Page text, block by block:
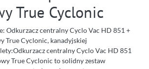
True Cyclonic
Odkurzacz centralny Cyclo Vac HD 851 +
True Cyclonic, kanadyjskiej
centralny Cyclo Vac HD 851
True Cyclonic to solidny zestaw